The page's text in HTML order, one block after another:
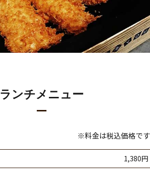
ランチメニュー
※料金は税込価格です
1,380円